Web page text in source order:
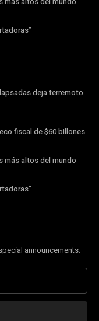
deja terremoto
fiscal de $60 billones
más altos del mundo
announcements.